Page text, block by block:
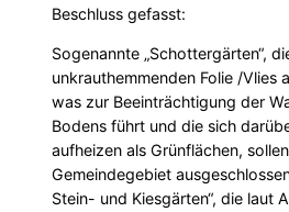
Beschluss gefasst:
Sogenannte „Schottergärten“,
unkrauthemmenden Folie /Vlies
was zur Beeinträchtigung der
Bodens führt und die sich
aufheizen als Grünflächen,
Gemeindegebiet
Stein- und Kiesgärten“, die laut